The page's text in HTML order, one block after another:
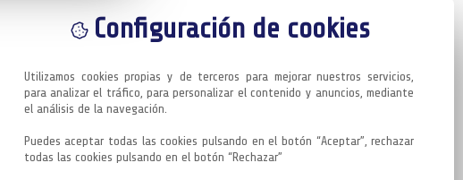
Configuración de cookies
Utilizamos cookies propias y de terceros para mejorar nuestros servicios,
para analizar el tráfico, para personalizar el contenido y anuncios, mediante
el análisis de la navegación.
Puedes aceptar todas las cookies pulsando en el botón “Aceptar”, rechazar
todas las cookies pulsando en el botón “Rechazar”